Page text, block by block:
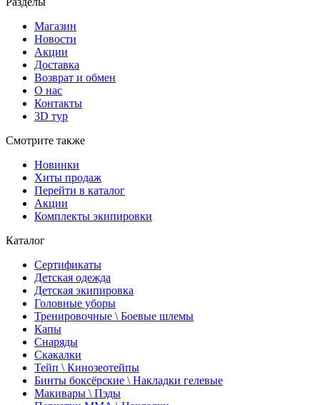
Магазин
Новости
Акции
Доставка
Возврат и обмен
О нас
Контакты
3D тур
Смотрите также
Новинки
Хиты продаж
Перейти в каталог
Акции
Комплекты экипировки
Каталог
Сертификаты
Детская одежда
Детская экипировка
Головные уборы
Тренировочные \ Боевые шлемы
Капы
Снаряды
Скакалки
Тейп \ Кинозеотейпы
Бинты боксёрские \ Накладки гелевые
Макивары \ Пэды